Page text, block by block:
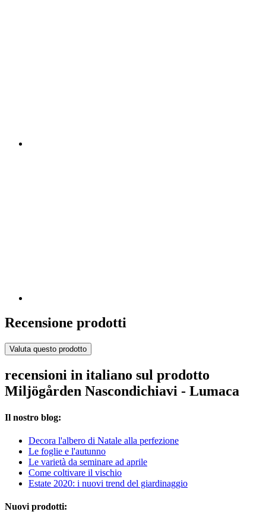
Recensione prodotti
Valuta questo prodotto
recensioni in italiano sul prodotto
Miljögården Nascondichiavi - Lumaca
Il nostro blog:
Decora l'albero di Natale alla perfezione
Le foglie e l'autunno
Le varietà da seminare ad aprile
Come coltivare il vischio
Estate 2020: i nuovi trend del giardinaggio
Nuovi prodotti: